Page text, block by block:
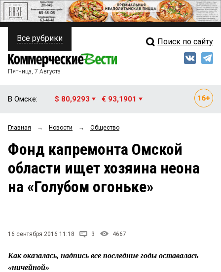
ПОЛИТИКА
ФИНАНСЫ
ОБЩЕСТВО
ЗАКОН
НОВОСТИ КОМПАНИЙ
Свежий выпуск
Рейтинги
Блоги
Архив
Все рубрики Поиск по сайту
Пятница, 7 Августа
В Омске: $ 80,9293 € 93,1901
Главная → Новости → Общество
Фонд капремонта Омской
области ищет хозяина неона
на «Голубом огоньке»
16 сентября 2016 11:18 3 4667
Как оказалась, надпись все последние годы оставалась
«ничейной»